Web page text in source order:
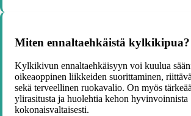
Miten ennaltaehkäistä kylkikipua?
Kylkikivun ennaltaehkäisyyn voi kuulua
oikeaoppinen liikkeiden suorittaminen,
sekä terveellinen ruokavalio. On myös
ylirasitusta ja huolehtia kehon hyvinvoinnista
kokonaisvaltaisesti.